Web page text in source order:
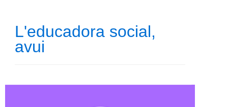
L'educadora social,
avui